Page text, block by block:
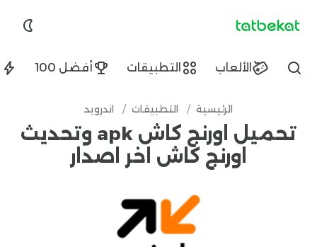
tatbekat.net
الألعاب التطبيقات أفضل 100
Find
الرئيسية / التطبيقات / اندرويد
تحميل اورنج كاش apk وتحديث
اورنج كاش اخر اصدار